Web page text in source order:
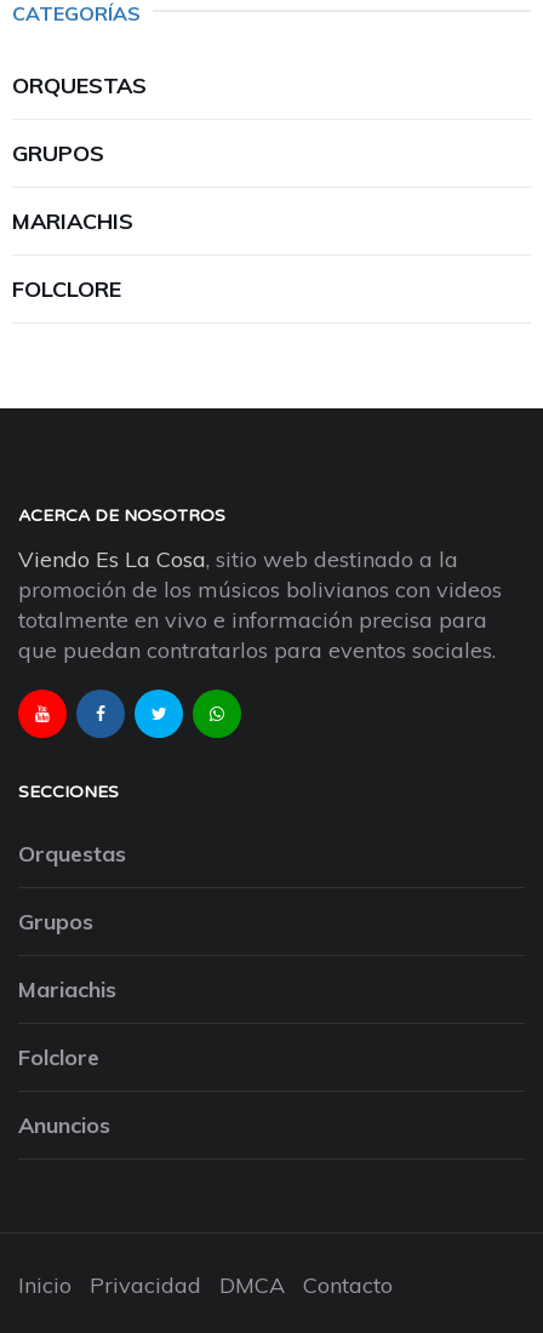
CATEGORÍAS
ORQUESTAS
GRUPOS
MARIACHIS
FOLCLORE
ACERCA DE NOSOTROS
Viendo Es La Cosa, sitio web destinado a la
promoción de los músicos bolivianos con videos
totalmente en vivo e información precisa para
que puedan contratarlos para eventos sociales.
SECCIONES
Orquestas
Grupos
Mariachis
Folclore
Anuncios
Inicio Privacidad DMCA Contacto